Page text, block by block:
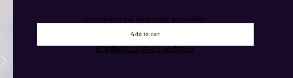
International shipping available
Add to cart
日本国内にお住まいの方向け